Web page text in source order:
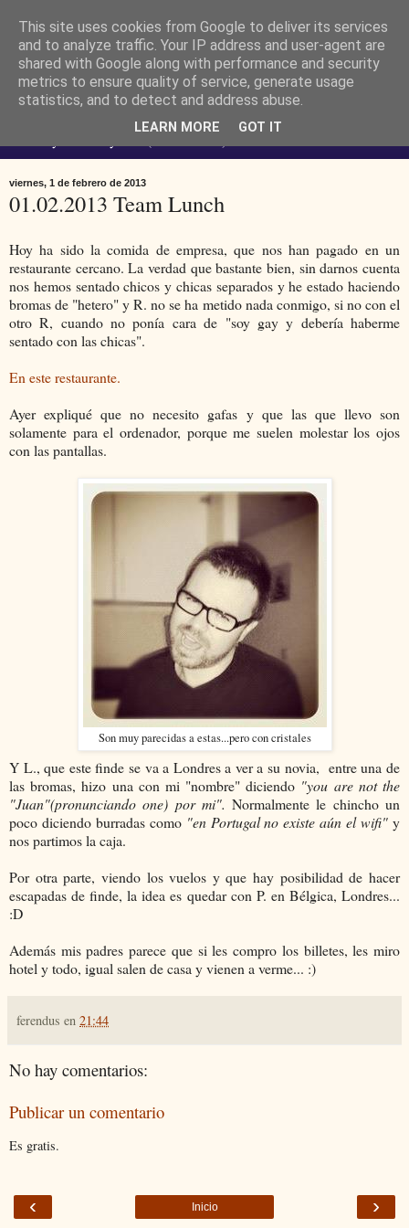
Ferendus K. Resimler -
personal
viernes, 1 de febrero de 2013
01.02.2013 Team Lunch
Hoy ha sido la comida de empresa, que nos han pagado en un
restaurante cercano. La verdad que bastante bien, sin darnos cuenta
nos hemos sentado chicos y chicas separados y he estado haciendo
bromas de "hetero" y R. no se ha metido nada conmigo, si no con el
otro R, cuando no ponía cara de "soy gay y debería haberme
sentado con las chicas".
En este restaurante.
Ayer expliqué que no necesito gafas y que las que llevo son
solamente para el ordenador, porque me suelen molestar los ojos
con las pantallas.
Son muy parecidas a estas...pero con cristales
Y L., que este finde se va a Londres a ver a su novia, entre una de
las bromas, hizo una con mi "nombre" diciendo "you are not the
"Juan"(pronunciando one) por mi". Normalmente le chincho un
poco diciendo burradas como"en Portugal no existe aún el wifi"y
nos partimos la caja.
Por otra parte, viendo los vuelos y que hay posibilidad de hacer
escapadas de finde, la idea es quedar con P. en Bélgica, Londres...
:D
Además mis padres parece que si les compro los billetes, les miro
hotel y todo, igual salen de casa y vienen a verme... :)
ferendus en 21:44
No hay comentarios:
Publicar un comentario
Es gratis.
‹ ›
Inicio
This site uses cookies from Google to deliver its services
and to analyze traffic. Your IP address and user-agent are
shared with Google along with performance and security
metrics to ensure quality of service, generate usage
statistics, and to detect and address abuse.
LEARN MORE GOT IT